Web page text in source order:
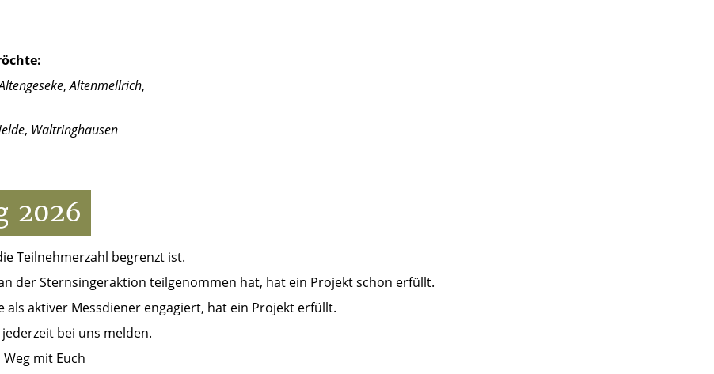
,Altenmellrich,
, Waltringhausen
2026
Teilnehmerzahl begrenzt ist.
der Sternsingeraktion teilgenommen hat, hat ein Projekt schon erfüllt.
als aktiver Messdiener engagiert, hat ein Projekt erfüllt.
bei uns melden.
mit Euch